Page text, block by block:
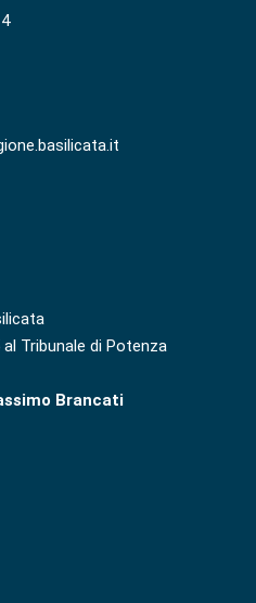
Tribunale di Potenza
Brancati